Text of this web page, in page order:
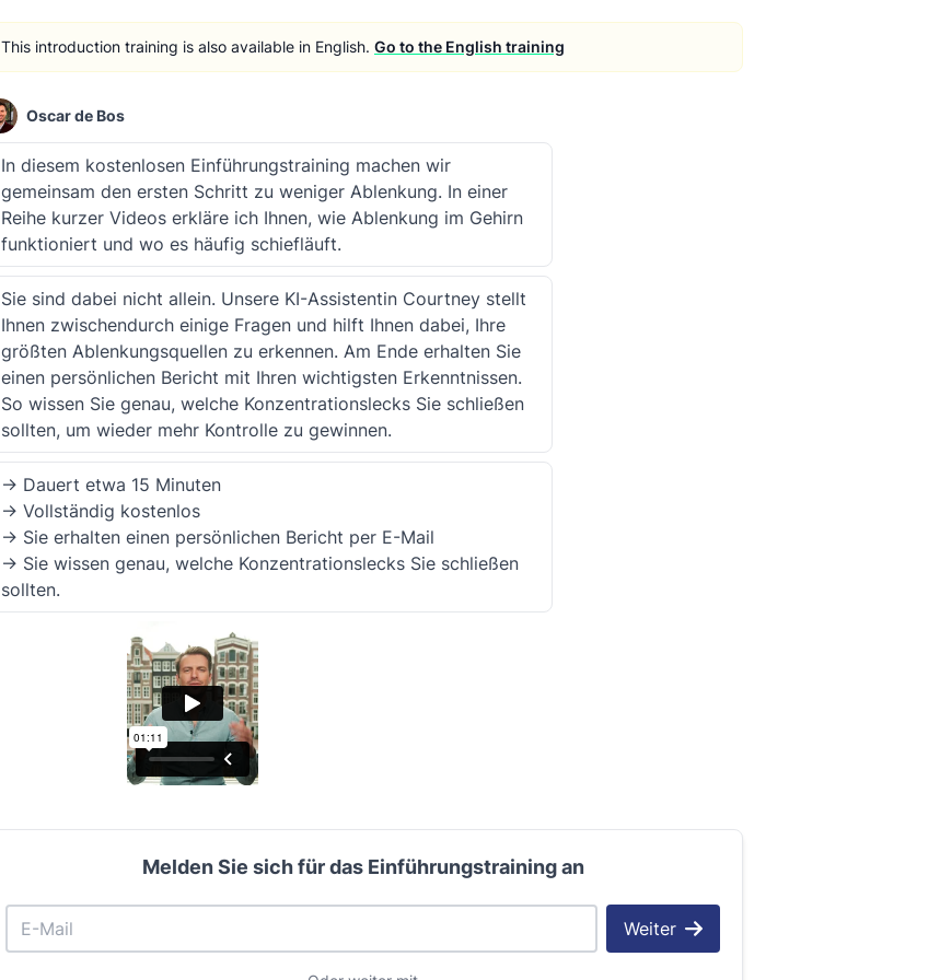
This introduction training is also available in English. Go to the English training
Oscar de Bos
In diesem kostenlosen Einführungstraining machen wir
gemeinsam den ersten Schritt zu weniger Ablenkung. In einer
Reihe kurzer Videos erkläre ich Ihnen, wie Ablenkung im Gehirn
funktioniert und wo es häufig schiefläuft.
Sie sind dabei nicht allein. Unsere KI-Assistentin Courtney stellt
Ihnen zwischendurch einige Fragen und hilft Ihnen dabei, Ihre
größten Ablenkungsquellen zu erkennen. Am Ende erhalten Sie
einen persönlichen Bericht mit Ihren wichtigsten Erkenntnissen.
So wissen Sie genau, welche Konzentrationslecks Sie schließen
sollten, um wieder mehr Kontrolle zu gewinnen.
-> Dauert etwa 15 Minuten
-> Vollständig kostenlos
-> Sie erhalten einen persönlichen Bericht per E-Mail
-> Sie wissen genau, welche Konzentrationslecks Sie schließen
sollten.
Melden Sie sich für das Einführungstraining an
Weiter